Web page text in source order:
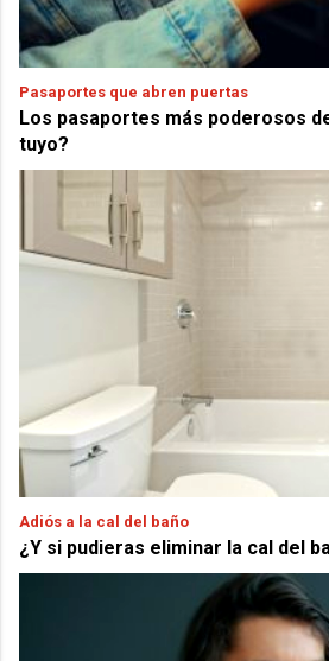
Pasaportes que abren puertas
Los pasaportes más poderosos
tuyo?
Adiós a la cal del baño
¿Y si pudieras eliminar la cal del